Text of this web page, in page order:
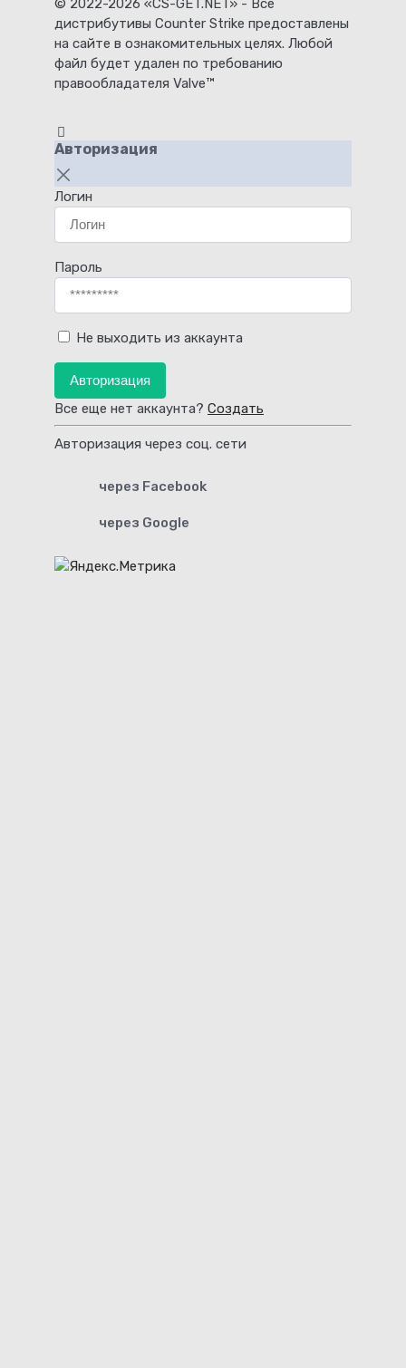
© 2022-2026 «CS-GET.NET» - Все
дистрибутивы Counter Strike предоставлены
на сайте в ознакомительных целях. Любой
файл будет удален по требованию
правообладателя Valve™
Авторизация
Логин
Пароль
Не выходить из аккаунта
Авторизация
Все еще нет аккаунта? Создать
Авторизация через соц. сети
через Facebook
через Google